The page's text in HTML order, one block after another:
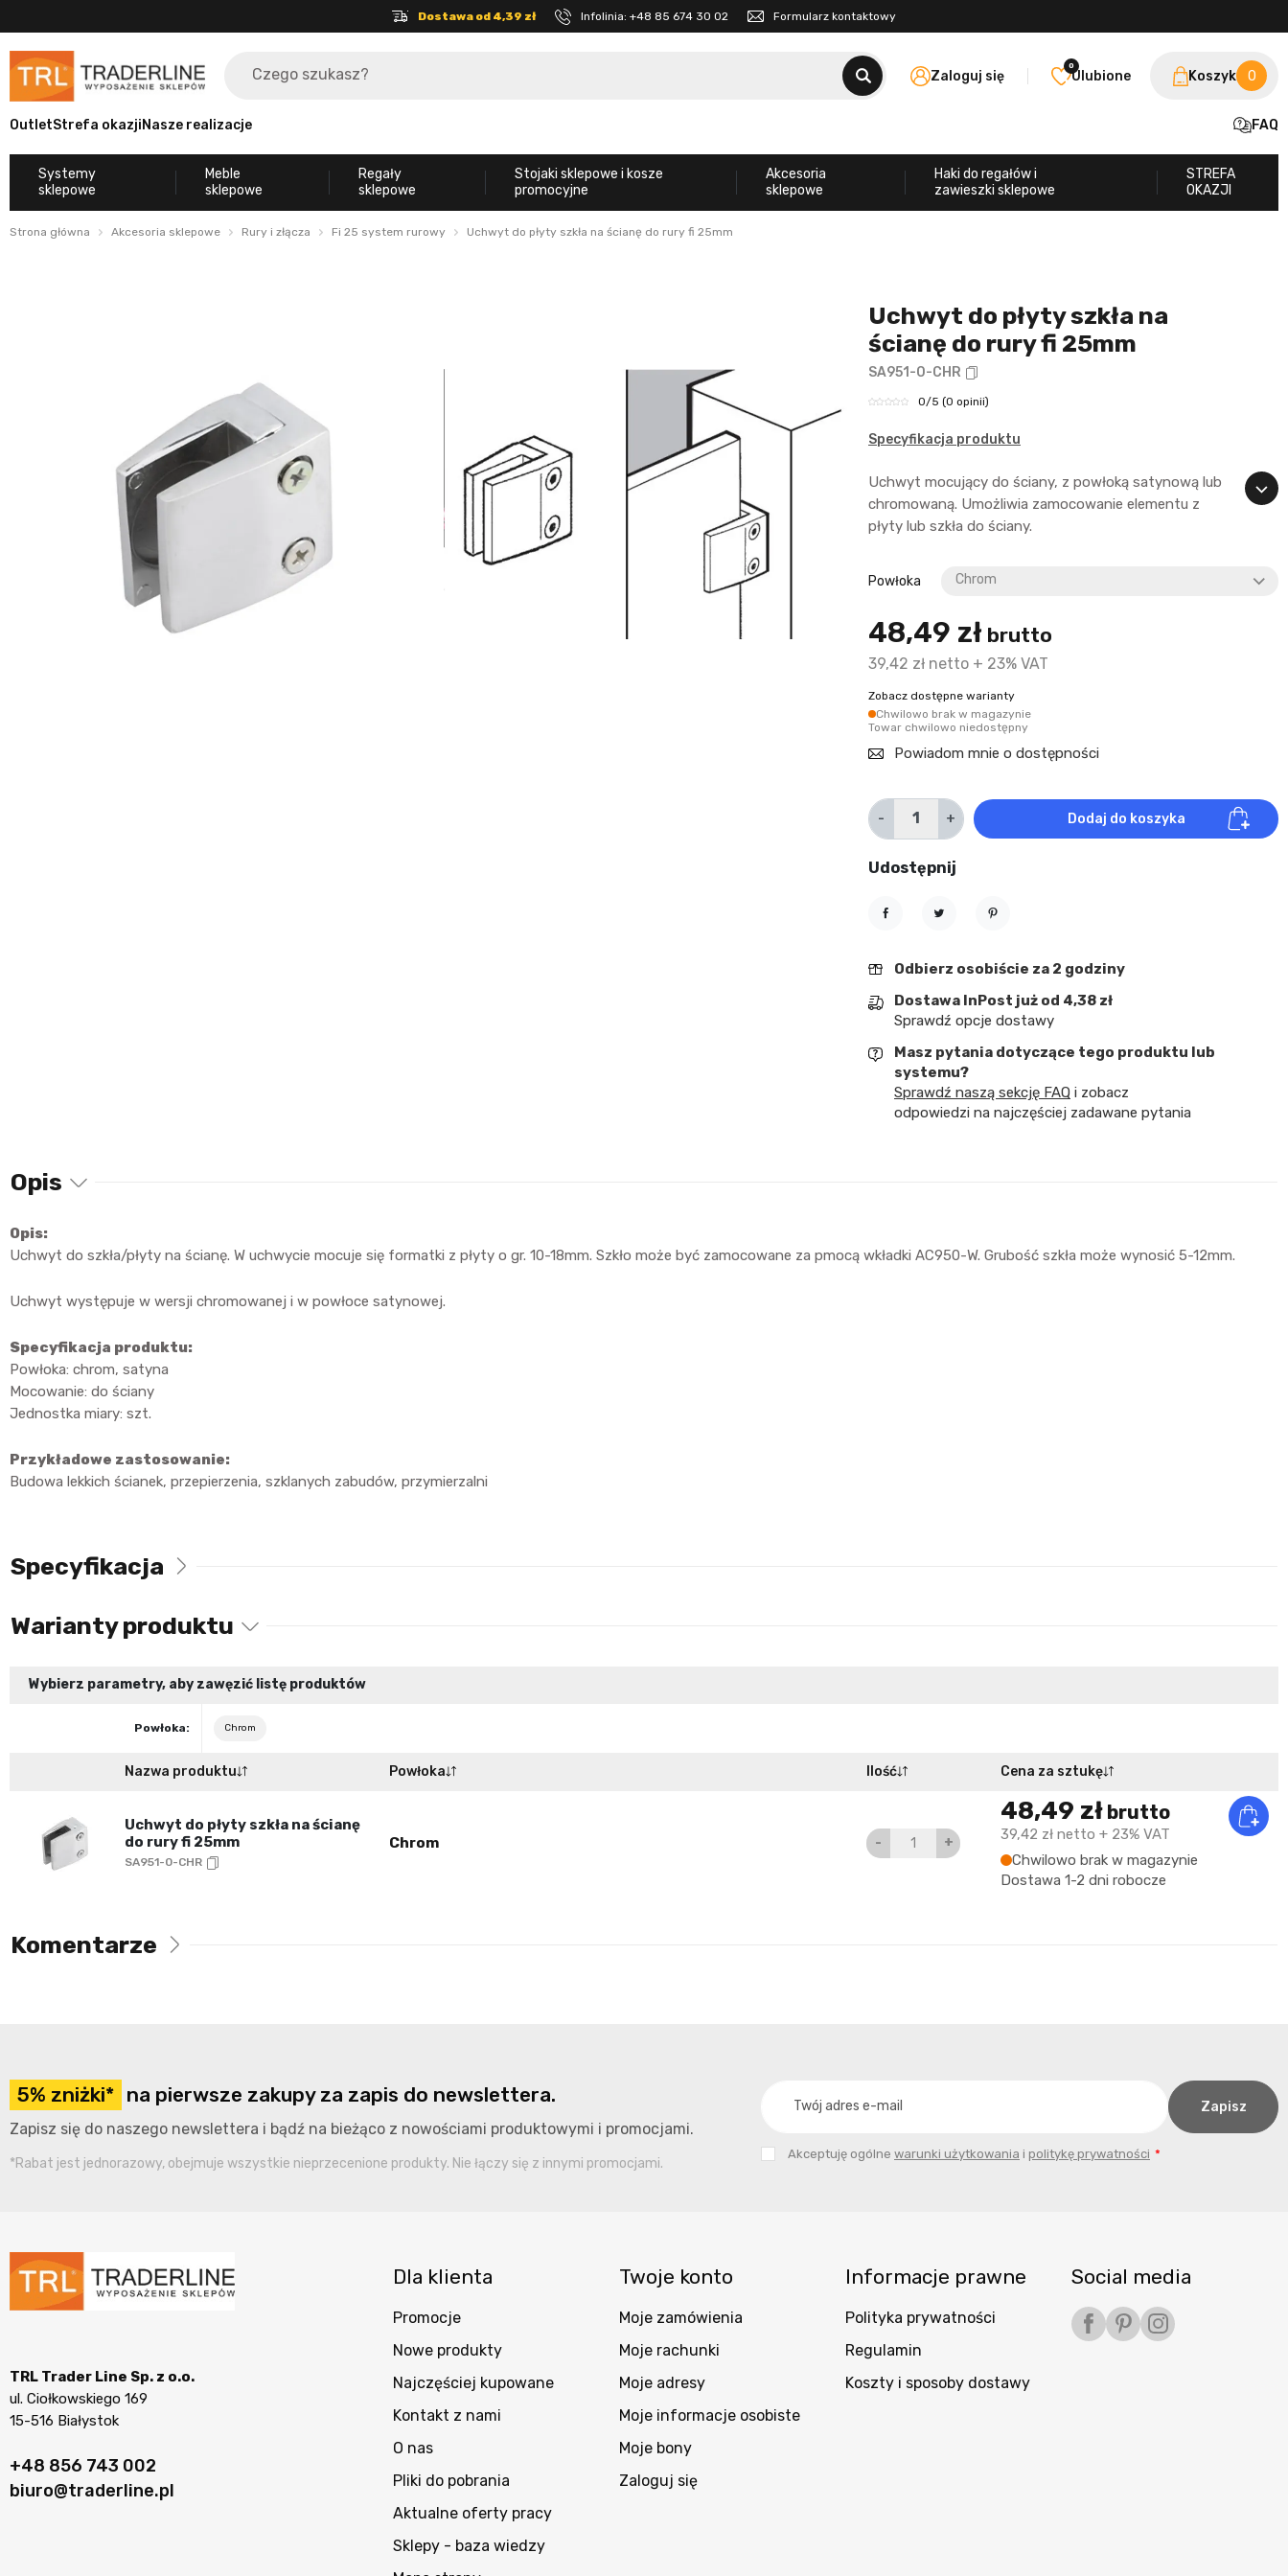
Dostawa od 4,39 zł Infolinia: +48 85 674 30 02 Formularz kontaktowy
Zaloguj się Ulubione
0
Koszyk 0
OutletStrefa okazjiNasze realizacje FAQ
Systemy
sklepowe
Meble
sklepowe
Regały
sklepowe
Stojaki sklepowe i kosze
promocyjne
Akcesoria
sklepowe
Haki do regałów i
zawieszki sklepowe
STREFA
OKAZJI
Strona główna Akcesoria sklepowe Rury i złącza Fi 25 system rurowy Uchwyt do płyty szkła na ścianę do rury fi 25mm
Uchwyt do płyty szkła na
ścianę do rury fi 25mm
SA951-0-CHR
0/5 (0 opinii)
Specyfikacja produktu
Uchwyt mocujący do ściany, z powłoką satynową lub
chromowaną. Umożliwia zamocowanie elementu z
płyty lub szkła do ściany.
Powłoka
48,49 zł brutto
39,42 zł netto + 23% VAT
Zobacz dostępne warianty
Chwilowo brak w magazynie
Towar chwilowo niedostępny
Powiadom mnie o dostępności
- + Dodaj do koszyka
Udostępnij
Odbierz osobiście za 2 godziny
Dostawa InPost już od 4,38 zł
Sprawdź opcje dostawy
Masz pytania dotyczące tego produktu lub
systemu?
Sprawdź naszą sekcję FAQ i zobacz
odpowiedzi na najczęściej zadawane pytania
Opis
Opis:
Uchwyt do szkła/płyty na ścianę. W uchwycie mocuje się formatki z płyty o gr. 10-18mm. Szkło może być zamocowane za pmocą wkładki AC950-W. Grubość szkła może wynosić 5-12mm.
Uchwyt występuje w wersji chromowanej i w powłoce satynowej.
Specyfikacja produktu:
Powłoka: chrom, satyna
Mocowanie: do ściany
Jednostka miary: szt.
Przykładowe zastosowanie:
Budowa lekkich ścianek, przepierzenia, szklanych zabudów, przymierzalni
Specyfikacja
Warianty produktu
Wybierz parametry, aby zawęzić listę produktów
Powłoka: Chrom
Nazwa produktu Powłoka Ilość Cena za sztukę
Uchwyt do płyty szkła na ścianę
do rury fi 25mm
SA951-0-CHR
Chrom - +
48,49 zł brutto
39,42 zł netto + 23% VAT
Chwilowo brak w magazynie
Dostawa 1-2 dni robocze
Komentarze
5% zniżki* na pierwsze zakupy za zapis do newslettera.
Zapisz się do naszego newslettera i bądź na bieżąco z nowościami produktowymi i promocjami.
*Rabat jest jednorazowy, obejmuje wszystkie nieprzecenione produkty. Nie łączy się z innymi promocjami.
Akceptuję ogólne warunki użytkowania i politykę prywatności
TRL Trader Line Sp. z o.o.
ul. Ciołkowskiego 169
15-516 Białystok
+48 856 743 002
biuro@traderline.pl
Dla klienta
Promocje
Nowe produkty
Najczęściej kupowane
Kontakt z nami
O nas
Pliki do pobrania
Aktualne oferty pracy
Sklepy - baza wiedzy
Twoje konto
Moje zamówienia
Moje rachunki
Moje adresy
Moje informacje osobiste
Moje bony
Zaloguj się
Informacje prawne
Polityka prywatności
Regulamin
Koszty i sposoby dostawy
Social media
Facebook
PinterestInstagram